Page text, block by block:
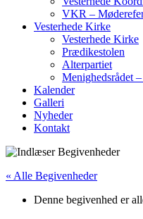
VKR –
Vesterhede Kirke
Vesterhede Kirke
Prædikestolen
Alterpartiet
Menighedsrådet
Kalender
Galleri
Nyheder
Kontakt
« Alle Begivenheder
Denne begivenhed er